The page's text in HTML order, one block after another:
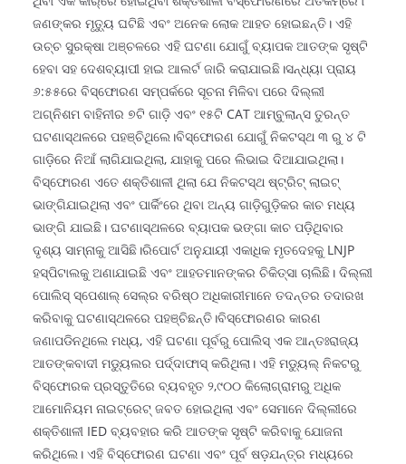
ଜଣଙ୍କର ମୃତ୍ୟୁ ଘଟିଛି ଏବଂ ଅନେକ ଲୋକ ଆହତ ହୋଇଛନ୍ତି। ଏହି
ଉଚ୍ଚ ସୁରକ୍ଷା ଅଞ୍ଚଳରେ ଏହି ଘଟଣା ଯୋଗୁଁ ବ୍ୟାପକ ଆତଙ୍କ ସୃଷ୍ଟି
ହେବା ସହ ଦେଶବ୍ୟାପୀ ହାଇ ଆଲର୍ଟ ଜାରି କରାଯାଇଛି।ସନ୍ଧ୍ୟା ପ୍ରାୟ
୬:୫୫ରେ ବିସ୍ଫୋରଣ ସମ୍ପର୍କରେ ସୂଚନା ମିଳିବା ପରେ ଦିଲ୍ଲୀ
ଅଗ୍ନିଶମ ବାହିନୀର ୭ଟି ଗାଡ଼ି ଏବଂ ୧୫ଟି CAT ଆମ୍ବୁଲାନ୍ସ ତୁରନ୍ତ
ଘଟଣାସ୍ଥଳରେ ପହଞ୍ଚିଥିଲେ।ବିସ୍ଫୋରଣ ଯୋଗୁଁ ନିକଟସ୍ଥ ୩ ରୁ ୪ ଟି
ଗାଡ଼ିରେ ନିଆଁ ଲାଗିଯାଇଥିଲା, ଯାହାକୁ ପରେ ଲିଭାଇ ଦିଆଯାଇଥିଲା।
ବିସ୍ଫୋରଣ ଏତେ ଶକ୍ତିଶାଳୀ ଥିଲା ଯେ ନିକଟସ୍ଥ ଷ୍ଟ୍ରିଟ୍ ଲାଇଟ୍
ଭାଙ୍ଗିଯାଇଥିଲା ଏବଂ ପାର୍କିଂରେ ଥିବା ଅନ୍ୟ ଗାଡ଼ିଗୁଡ଼ିକର କାଚ ମଧ୍ୟ
ଭାଙ୍ଗି ଯାଇଛି। ଘଟଣାସ୍ଥଳରେ ବ୍ୟାପକ ଭଙ୍ଗା କାଚ ପଡ଼ିଥିବାର
ଦୃଶ୍ୟ ସାମ୍ନାକୁ ଆସିଛି।ରିପୋର୍ଟ ଅନୁଯାୟୀ ଏକାଧିକ ମୃତଦେହକୁ LNJP
ହସ୍ପିଟାଲକୁ ଅଣାଯାଇଛି ଏବଂ ଆହତମାନଙ୍କର ଚିକିତ୍ସା ଚାଲିଛି। ଦିଲ୍ଲୀ
ପୋଲିସ୍ ସ୍ପେଶାଲ୍ ସେଲ୍‌ର ବରିଷ୍ଠ ଅଧିକାରୀମାନେ ତଦନ୍ତର ତଦାରଖ
କରିବାକୁ ଘଟଣାସ୍ଥଳରେ ପହଞ୍ଚିଛନ୍ତି।ବିସ୍ଫୋରଣର କାରଣ
ଜଣାପଡିନଥିଲେ ମଧ୍ୟ, ଏହି ଘଟଣା ପୂର୍ବରୁ ପୋଲିସ୍ ଏକ ଆନ୍ତଃରାଜ୍ୟ
ଆତଙ୍କବାଦୀ ମଡ୍ୟୁଲର ପର୍ଦ୍ଦାଫାସ୍ କରିଥିଲା। ଏହି ମଡ୍ୟୁଲ୍ ନିକଟରୁ
ବିସ୍ଫୋରକ ପ୍ରସ୍ତୁତିରେ ବ୍ୟବହୃତ ୨,୯୦୦ କିଲୋଗ୍ରାମରୁ ଅଧିକ
ଆମୋନିୟମ ନାଇଟ୍ରେଟ୍ ଜବତ ହୋଇଥିଲା ଏବଂ ସେମାନେ ଦିଲ୍ଲୀରେ
ଶକ୍ତିଶାଳୀ IED ବ୍ୟବହାର କରି ଆତଙ୍କ ସୃଷ୍ଟି କରିବାକୁ ଯୋଜନା
କରିଥିଲେ। ଏହି ବିସ୍ଫୋରଣ ଘଟଣା ଏବଂ ପୂର୍ବ ଷଡ଼ଯନ୍ତ୍ର ମଧ୍ୟରେ